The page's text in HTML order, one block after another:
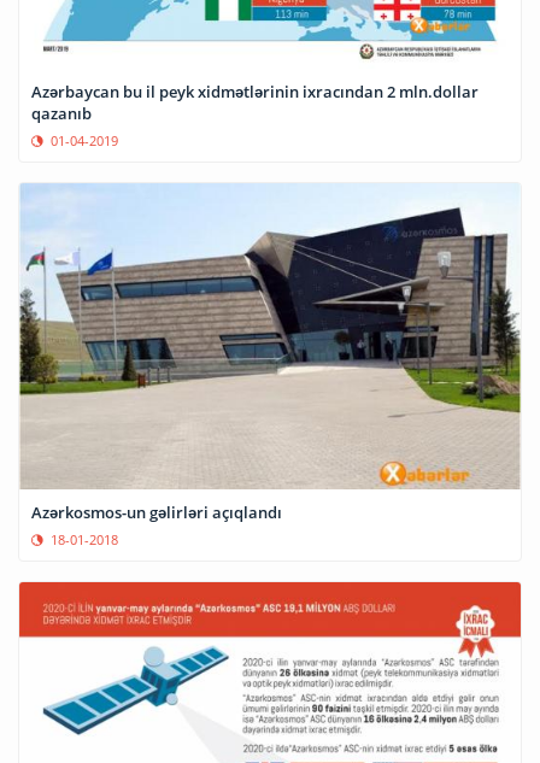
Azərbaycan bu il peyk xidmətlərinin ixracından 2 mln.dollar
qazanıb
01-04-2019
Azərkosmos-un gəlirləri açıqlandı
18-01-2018